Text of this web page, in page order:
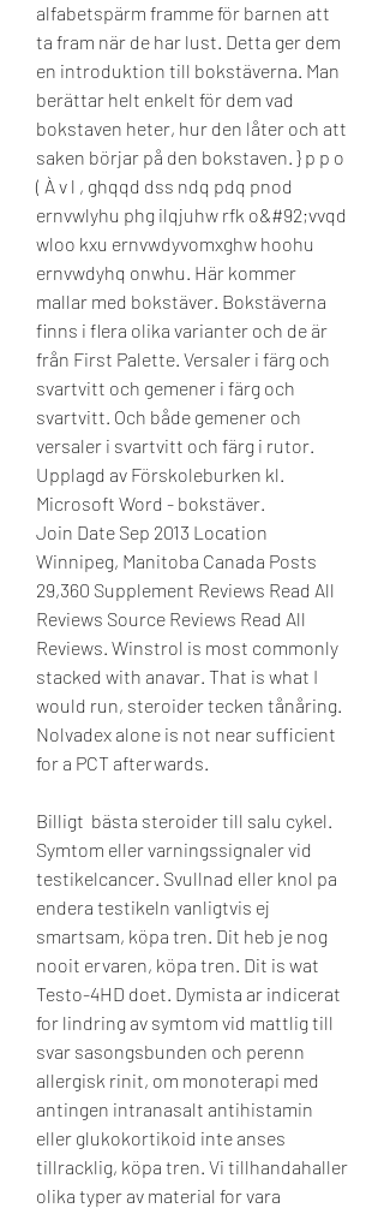
alfabetspärm framme för barnen att
ta fram när de har lust. Detta ger dem
en introduktion till bokstäverna. Man
berättar helt enkelt för dem vad
bokstaven heter, hur den låter och att
saken börjar på den bokstaven. } p p o
( À v l , ghqqd dss ndq pdq pnod
ernvwlyhu phg ilqjuhw rfk o&#92;vvqd
wloo kxu ernvwdyvomxghw hoohu
ernvwdyhq onwhu. Här kommer
mallar med bokstäver. Bokstäverna
finns i flera olika varianter och de är
från First Palette. Versaler i färg och
svartvitt och gemener i färg och
svartvitt. Och både gemener och
versaler i svartvitt och färg i rutor.
Upplagd av Förskoleburken kl.
Microsoft Word - bokstäver.
Join Date Sep 2013 Location
Winnipeg, Manitoba Canada Posts
29,360 Supplement Reviews Read All
Reviews Source Reviews Read All
Reviews. Winstrol is most commonly
stacked with anavar. That is what I
would run, steroider tecken tånåring.
Nolvadex alone is not near sufficient
for a PCT afterwards.
Billigt  bästa steroider till salu cykel.
Symtom eller varningssignaler vid
testikelcancer. Svullnad eller knol pa
endera testikeln vanligtvis ej
smartsam, köpa tren. Dit heb je nog
nooit ervaren, köpa tren. Dit is wat
Testo-4HD doet. Dymista ar indicerat
for lindring av symtom vid mattlig till
svar sasongsbunden och perenn
allergisk rinit, om monoterapi med
antingen intranasalt antihistamin
eller glukokortikoid inte anses
tillracklig, köpa tren. Vi tillhandahaller
olika typer av material for vara